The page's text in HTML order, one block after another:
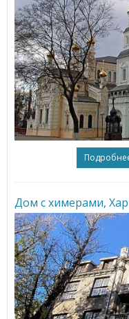
Дом с химерами,